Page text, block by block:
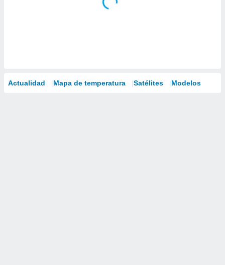
Actualidad Mapa de temperatura Satélites Modelos